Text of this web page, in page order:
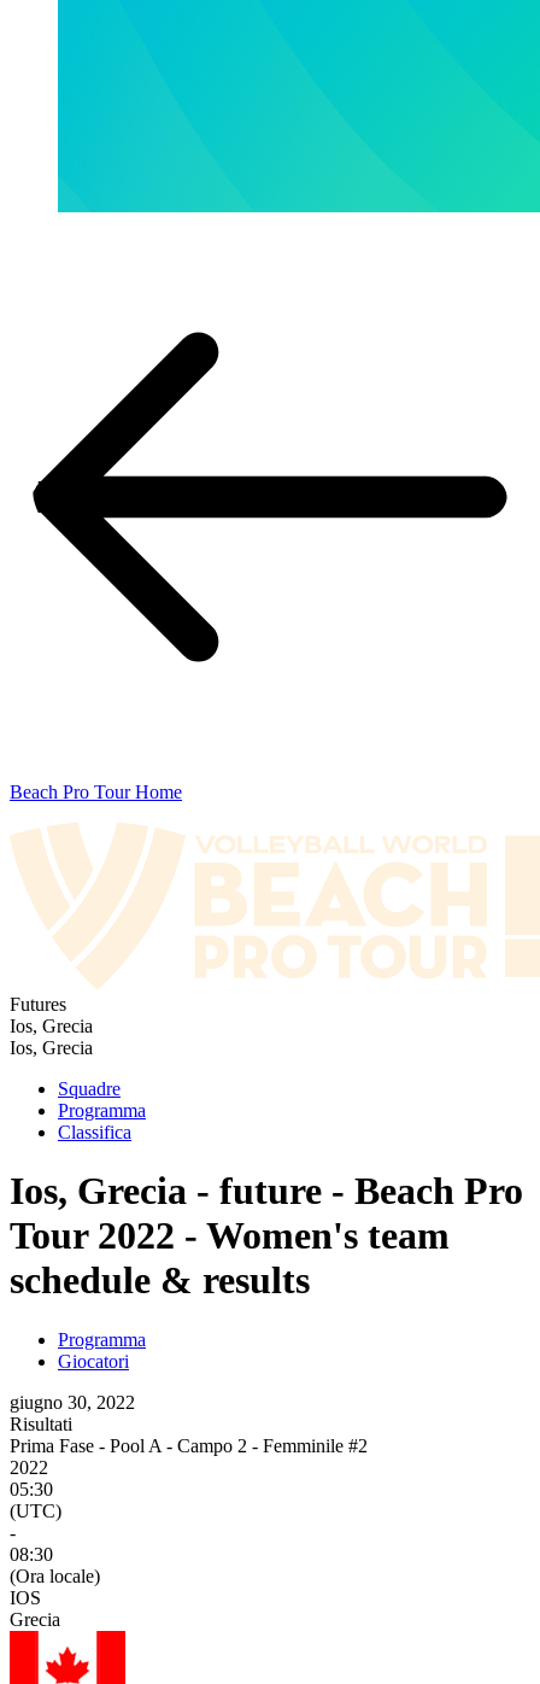
Beach Pro Tour Home
Futures
Ios, Grecia
Ios, Grecia
Squadre
Programma
Classifica
Ios, Grecia - future - Beach Pro
Tour 2022 - Women's team
schedule & results
Programma
Giocatori
giugno 30, 2022
Risultati
Prima Fase - Pool A - Campo 2 - Femminile #2
2022
05:30
(UTC)
-
08:30
(Ora locale)
IOS
Grecia